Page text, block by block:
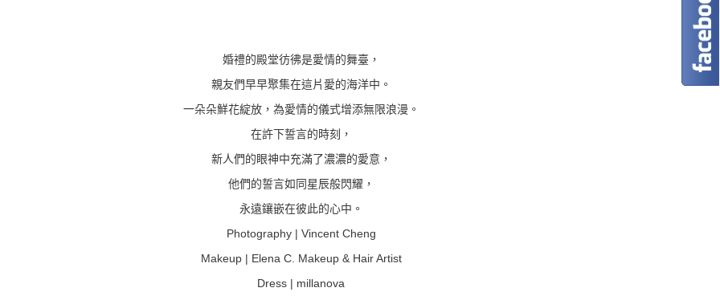
婚禮的殿堂彷彿是愛情的舞臺，
親友們早早聚集在這片愛的海洋中。
一朵朵鮮花綻放，為愛情的儀式增添無限浪漫。
在許下誓言的時刻，
新人們的眼神中充滿了濃濃的愛意，
他們的誓言如同星辰般閃耀，
永遠鑲嵌在彼此的心中。
Photography | Vincent Cheng
Makeup | Elena C. Makeup & Hair Artist
Dress | millanova